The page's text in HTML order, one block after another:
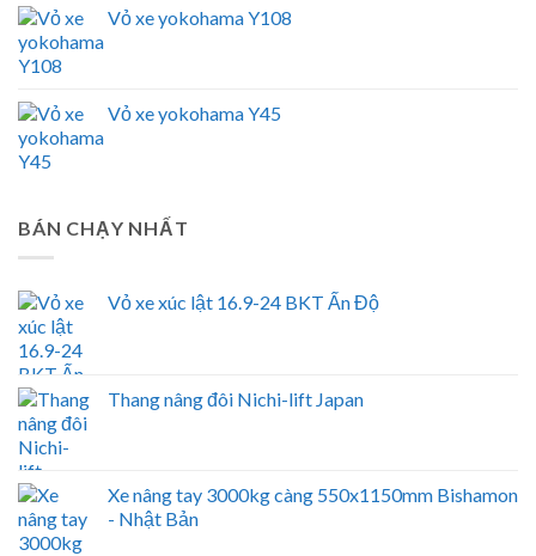
Vỏ xe yokohama Y108
Vỏ xe yokohama Y45
BÁN CHẠY NHẤT
Vỏ xe xúc lật 16.9-24 BKT Ấn Độ
Thang nâng đôi Nichi-lift Japan
Xe nâng tay 3000kg càng 550x1150mm Bishamon
- Nhật Bản